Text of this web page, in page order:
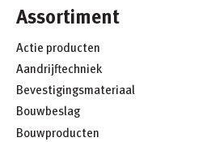
Assortiment
Actie producten
Aandrijftechniek
Bevestigingsmateriaal
Bouwbeslag
Bouwproducten